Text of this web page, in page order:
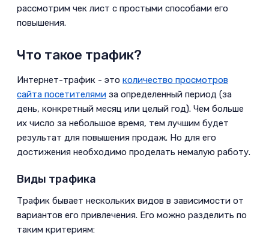
3.2
Используйте собственный
аккаунт в социальных сетях
Использование бесплатных
каталогов
4
Увеличение трафика приемами
контент-маркетинга
4.1
Используйте контент-
маркетинг и оформление
4.2
Лид-магнит, УТП,
Интересный заголовок
4.3
Личный блог и авторский
рассмотрим чек лист с простыми способами его
повышения.
Что такое трафик?
­Интернет-трафик - это количество просмотров
сайта посетителями за определенный период (за
день, конкретный месяц или целый год). Чем больше
их число за небольшое время, тем лучшим будет
результат для повышения продаж. Но для его
достижения необходимо проделать немалую работу.
Виды трафика
­Трафик бывает нескольких видов в зависимости от
вариантов его привлечения. Его можно разделить по
таким критериям: